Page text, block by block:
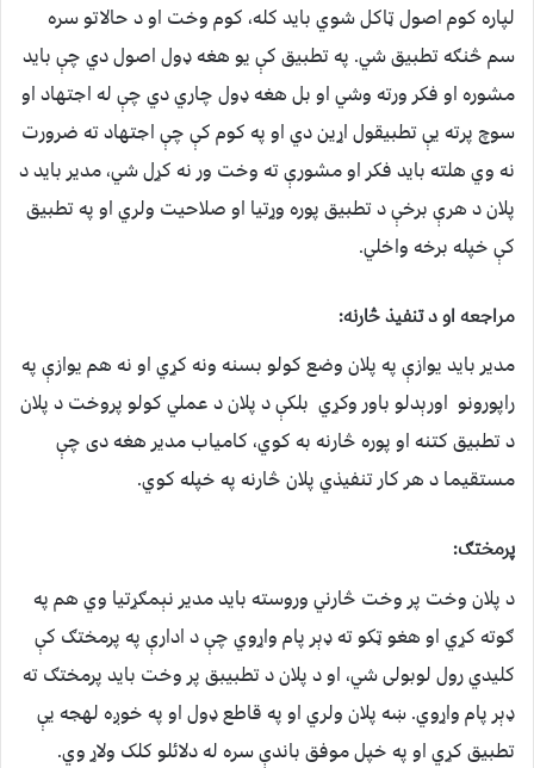
لپاره کوم اصول ټاکل شوي بايد کله، کوم وخت او د حالاتو سره
سم څنګه تطبيق شي. په تطبيق کې يو هغه ډول اصول دي چې بايد
مشوره او فکر ورته وشي او بل هغه ډول چاري دي چې له اجتهاد او
سوچ پرته يې تطبيقول اړين دي او په کوم کې چې اجتهاد ته ضرورت
نه وي هلته بايد فکر او مشورې ته وخت ور نه کړل شي، مدير بايد د
پلان د هرې برخې د تطبيق پوره وړتيا او صلاحيت ولري او په تطبيق
کې خپله برخه واخلي.
مراجعه او د تنفيذ څارنه:
مدير بايد يوازې په پلان وضع کولو بسنه ونه کړي او نه هم يوازې په
راپورونو اورېدلو باور وکړي بلکې د پلان د عملي کولو پروخت د پلان
د تطبيق کتنه او پوره څارنه به کوي، کامياب مدير هغه دی چې
مستقيما د هر کار تنفيذي پلان څارنه په خپله کوي.
پرمختګ:
د پلان وخت پر وخت څارني وروسته بايد مدير نېمګړتيا وي هم په
ګوته کړي او هغو ټکو ته ډېر پام واړوي چې د ادارې په پرمختګ کې
کليدي رول لوبولی شي، او د پلان د تطبيبق پر وخت بايد پرمختګ ته
ډېر پام واړوي. ښه پلان ولري او په قاطع ډول او په خوږه لهجه يې
تطبيق کړي او په خپل موفق باندې سره له دلائلو کلک ولاړ وي.